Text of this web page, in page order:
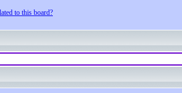
to this board?